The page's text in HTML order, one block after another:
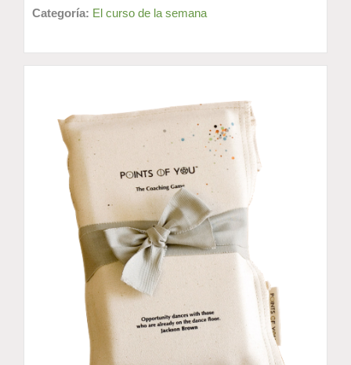
Categoría: El curso de la semana